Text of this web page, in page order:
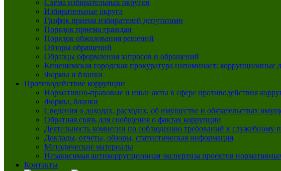
Схема избирательных округов
Избирательные округа
График приема избирателей депутатами
Порядок приема граждан
Порядок обжалования решений
Обзоры обращений
Образцы оформления запросов и обращений
Кинешемская городская прокуратура напоминает: коррупционные
Формы и бланки
Противодействие коррупции
Нормативно-правовые и иные акты в сфере противодействия
Формы, бланки
Сведения о доходах, расходах, об имуществе и обязательствах
Обратная связь для сообщения о фактах коррупции
Деятельность комиссии по соблюдению требований к служебному
Доклады, отчеты, обзоры, статистическая информация
Методические материалы
Независимая антикоррупционная экспертиза проектов
Контакты